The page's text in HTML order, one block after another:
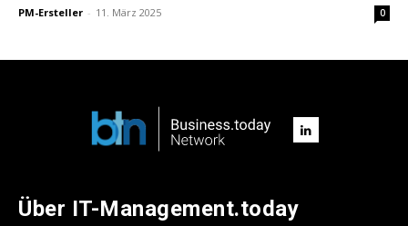
PM-Ersteller - 11. März 2025 0
Über IT-Management.today